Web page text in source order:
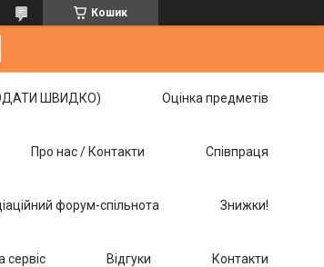
Кошик
ШВИДКО) Оцінка предметів
Про нас / Контакти Співпраця
форум-спільнота Знижки!
сервіс Відгуки Контакти